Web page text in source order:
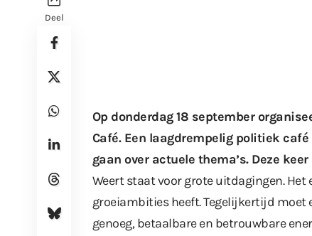
Deel
Op donderdag 18 september
Café. Een laagdrempelig politiek
gaan over actuele thema’s. Deze
Weert staat voor grote uitdagingen.
groeiambities heeft. Tegelijkertijd moet
genoeg, betaalbare en betrouwbare